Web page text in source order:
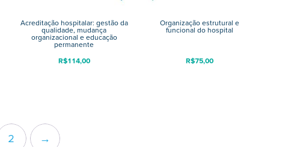
Acreditação hospitalar: gestão da
qualidade, mudança
organizacional e educação
permanente
R$114,00
Organização estrutural e
funcional do hospital
R$75,00
2 →